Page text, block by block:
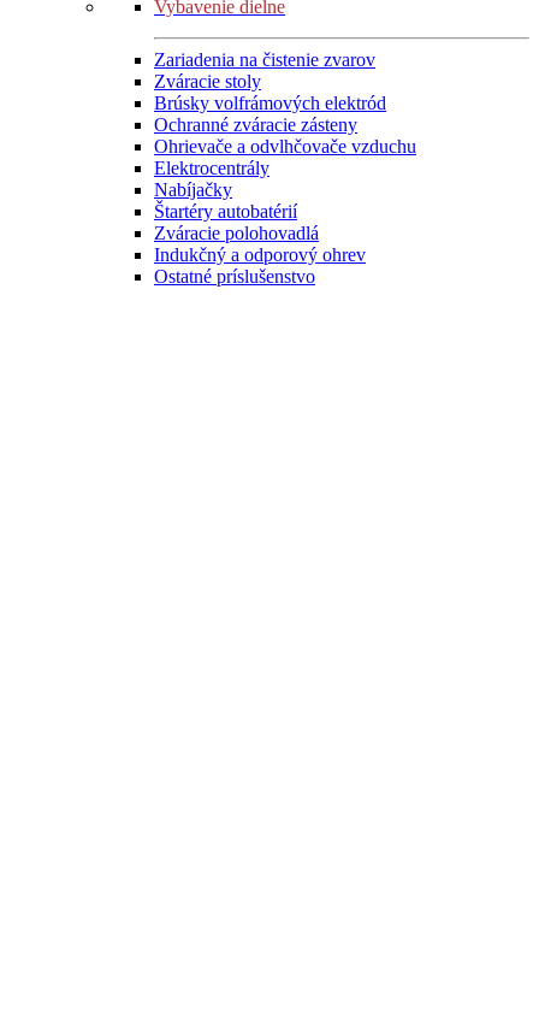
Vybavenie dielne
Zariadenia na čistenie zvarov
Zváracie stoly
Brúsky volfrámových elektród
Ochranné zváracie zásteny
Ohrievače a odvlhčovače vzduchu
Elektrocentrály
Nabíjačky
Štartéry autobatérií
Zváracie polohovadlá
Indukčný a odporový ohrev
Ostatné príslušenstvo